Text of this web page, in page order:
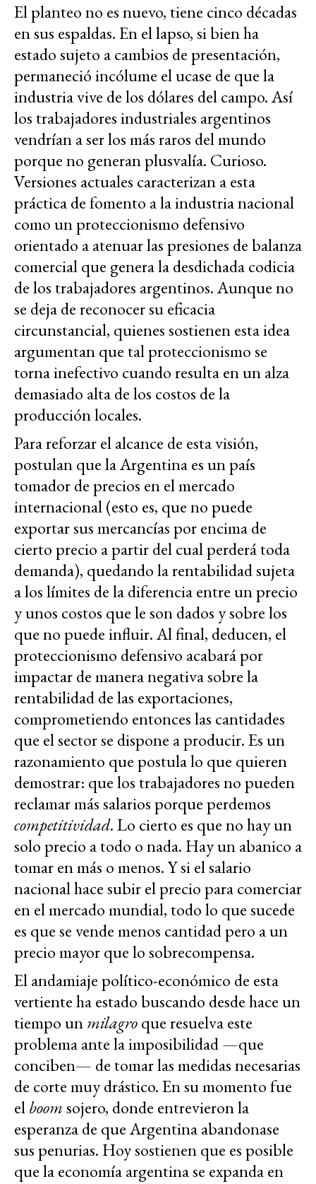
El planteo no es nuevo, tiene cinco décadas
en sus espaldas. En el lapso, si bien ha
estado sujeto a cambios de presentación,
permaneció incólume el ucase de que la
industria vive de los dólares del campo. Así
los trabajadores industriales argentinos
vendrían a ser los más raros del mundo
porque no generan plusvalía. Curioso.
Versiones actuales caracterizan a esta
práctica de fomento a la industria nacional
como un proteccionismo defensivo
orientado a atenuar las presiones de balanza
comercial que genera la desdichada codicia
de los trabajadores argentinos. Aunque no
se deja de reconocer su eficacia
circunstancial, quienes sostienen esta idea
argumentan que tal proteccionismo se
torna inefectivo cuando resulta en un alza
demasiado alta de los costos de la
producción locales.
Para reforzar el alcance de esta visión,
postulan que la Argentina es un país
tomador de precios en el mercado
internacional (esto es, que no puede
exportar sus mercancías por encima de
cierto precio a partir del cual perderá toda
demanda), quedando la rentabilidad sujeta
a los límites de la diferencia entre un precio
y unos costos que le son dados y sobre los
que no puede influir. Al final, deducen, el
proteccionismo defensivo acabará por
impactar de manera negativa sobre la
rentabilidad de las exportaciones,
comprometiendo entonces las cantidades
que el sector se dispone a producir. Es un
razonamiento que postula lo que quieren
demostrar: que los trabajadores no pueden
reclamar más salarios porque perdemos
competitividad. Lo cierto es que no hay un
solo precio a todo o nada. Hay un abanico a
tomar en más o menos. Y si el salario
nacional hace subir el precio para comerciar
en el mercado mundial, todo lo que sucede
es que se vende menos cantidad pero a un
precio mayor que lo sobrecompensa.
El andamiaje político-económico de esta
vertiente ha estado buscando desde hace un
tiempo unmilagroque resuelva este
problema ante la imposibilidad —que
conciben— de tomar las medidas necesarias
de corte muy drástico. En su momento fue
elboomsojero, donde entrevieron la
esperanza de que Argentina abandonase
sus penurias. Hoy sostienen que es posible
que la economía argentina se expanda en